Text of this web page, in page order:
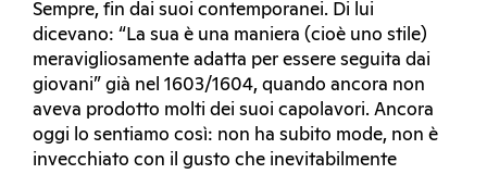
Sempre, fin dai suoi contemporanei. Di lui
dicevano: “La sua è una maniera (cioè uno stile)
meravigliosamente adatta per essere seguita dai
giovani” già nel 1603/1604, quando ancora non
aveva prodotto molti dei suoi capolavori. Ancora
oggi lo sentiamo così: non ha subito mode, non è
invecchiato con il gusto che inevitabilmente